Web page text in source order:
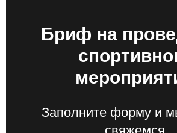
Бриф на
Заполните форму и